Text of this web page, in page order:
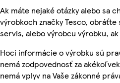
Ak máte nejaké otázky alebo sa
výrobkoch značky Tesco, obráťte
servis, alebo výrobcu výrobku,
Hoci informácie o výrobku sú
nemá zodpovednosť za
nemá vplyv na Vaše zákonné